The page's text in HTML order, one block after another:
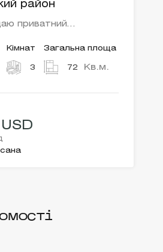
район
приватний…
Кімнат
3
Загальна площа
72 Кв.м.